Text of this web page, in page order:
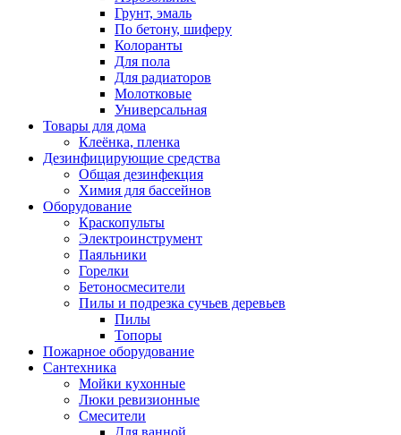
Грунт, эмаль
По бетону, шиферу
Колоранты
Для пола
Для радиаторов
Молотковые
Универсальная
Товары для дома
Клеёнка, пленка
Дезинфицирующие средства
Общая дезинфекция
Химия для бассейнов
Оборудование
Краскопульты
Электроинструмент
Паяльники
Горелки
Бетоносмесители
Пилы и подрезка сучьев деревьев
Пилы
Топоры
Пожарное оборудование
Сантехника
Мойки кухонные
Люки ревизионные
Смесители